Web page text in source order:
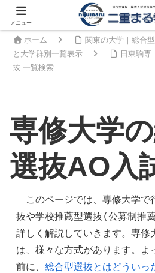
ホーム
関東の大学｜総合
と大学群別一覧表示
日東駒専
抜 一覧検索
専修大学
選抜AO入
このページでは、専修大学で
抜や学校推薦型選抜(公募制推
詳しく解説していきます。専修
は、様々な方式があります。よ
前に、 総合型選抜とはどういっ
メニュー